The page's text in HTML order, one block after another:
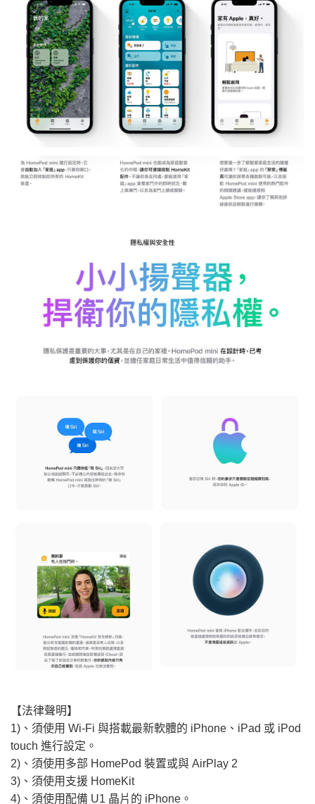
【法律聲明】
1)、須使用 Wi-Fi 與搭載最新軟體的 iPhone、iPad 或 iPod
touch 進行設定。
2)、須使用多部 HomePod 裝置或與 AirPlay 2
3)、須使用支援 HomeKit
4)、須使用配備 U1 晶片的 iPhone。